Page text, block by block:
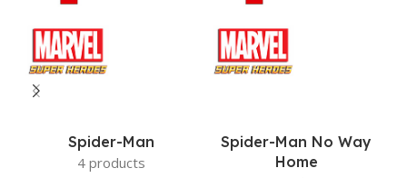
Spider-Man
4 products
Spider-Man No Way
Home